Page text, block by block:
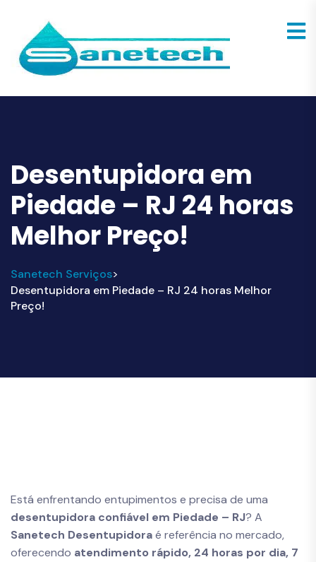
Desentupidora em
Piedade – RJ 24 horas
Melhor Preço!
Sanetech Serviços>
Desentupidora em Piedade – RJ 24 horas Melhor
Preço!
Está enfrentando entupimentos e precisa de uma
desentupidora confiável em Piedade – RJ? A
Sanetech Desentupidoraé referência no mercado,
oferecendo atendimento rápido, 24 horas por dia, 7